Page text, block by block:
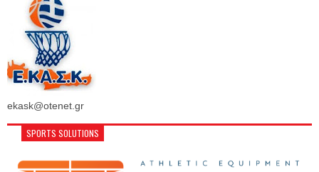
ekask@otenet.gr
SPORTS SOLUTIONS